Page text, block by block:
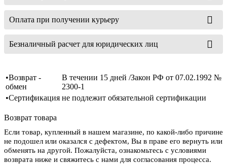
Оплата при получении курьеру
Безналичный расчет для юридических лиц
•Возврат -
обмен
В течении 15 дней /Закон РФ от 07.02.1992 №
2300-1
•Сертификация не подлежит обязательной сертификации
Возврат товара
Если товар, купленный в нашем магазине, по какой-либо причине
не подошел или оказался с дефектом, Вы в праве его вернуть или
обменять на другой. Пожалуйста, ознакомьтесь с условиями
возврата ниже и свяжитесь с нами для согласования процесса.